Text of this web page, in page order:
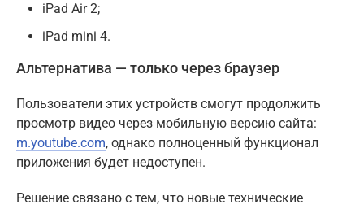
iPad Air 2;
iPad mini 4.
Альтернатива — только через браузер
Пользователи этих устройств смогут продолжить
просмотр видео через мобильную версию сайта:
m.youtube.com, однако полноценный функционал
приложения будет недоступен.
Решение связано с тем, что новые технические